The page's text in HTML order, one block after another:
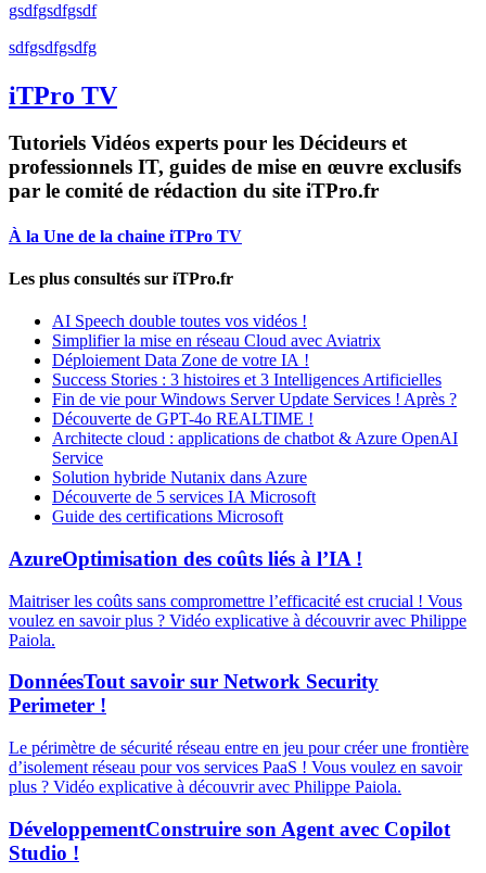
gsdfgsdfgsdf
sdfgsdfgsdfg
iTPro TV
Tutoriels Vidéos experts pour les Décideurs et
professionnels IT, guides de mise en œuvre exclusifs
par le comité de rédaction du site iTPro.fr
À la Une de la chaine iTPro TV
Les plus consultés sur iTPro.fr
AI Speech double toutes vos vidéos !
Simplifier la mise en réseau Cloud avec Aviatrix
Déploiement Data Zone de votre IA !
Success Stories : 3 histoires et 3 Intelligences Artificielles
Fin de vie pour Windows Server Update Services ! Après ?
Découverte de GPT-4o REALTIME !
Architecte cloud : applications de chatbot & Azure OpenAI
Service
Solution hybride Nutanix dans Azure
Découverte de 5 services IA Microsoft
Guide des certifications Microsoft
AzureOptimisation des coûts liés à l’IA !
Maitriser les coûts sans compromettre l’efficacité est crucial ! Vous
voulez en savoir plus ? Vidéo explicative à découvrir avec Philippe
Paiola.
DonnéesTout savoir sur Network Security
Perimeter !
Le périmètre de sécurité réseau entre en jeu pour créer une frontière
d’isolement réseau pour vos services PaaS ! Vous voulez en savoir
plus ? Vidéo explicative à découvrir avec Philippe Paiola.
DéveloppementConstruire son Agent avec Copilot
Studio !